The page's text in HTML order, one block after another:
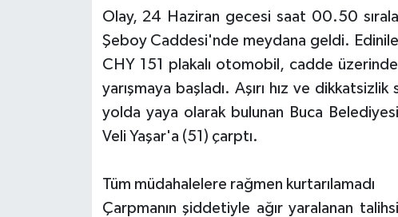
Olay, 24 Haziran gecesi saat 00.50
Şeboy Caddesi'nde meydana geldi.
CHY 151 plakalı otomobil, cadde
yarışmaya başladı. Aşırı hız ve
yolda yaya olarak bulunan Buca
Veli Yaşar'a (51) çarptı.
Tüm müdahalelere rağmen kurtarılamadı
Çarpmanın şiddetiyle ağır yaralanan